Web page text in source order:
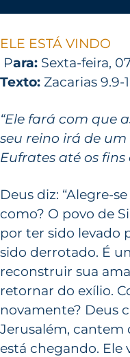
ELE ESTÁ VINDO
Para: Sexta-feira,
Texto: Zacarias 9.9-
“Ele fará com que
seu reino irá de
Eufrates até os fins
Deus diz: “Alegre-
como? O povo de
por ter sido levado
sido derrotado. É
reconstruir sua
retornar do exílio.
novamente? Deus
Jerusalém, cantem
está chegando.